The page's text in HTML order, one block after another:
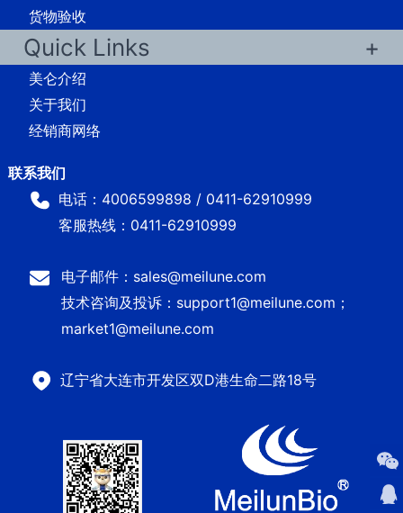
货物验收
Quick Links
美仑介绍
关于我们
经销商网络
电话：4006599898 / 0411-62910999
客服热线：0411-62910999
电子邮件：sales@meilune.com
技术咨询及投诉：support1@meilune.com；
market1@meilune.com
辽宁省大连市开发区双D港生命二路18号